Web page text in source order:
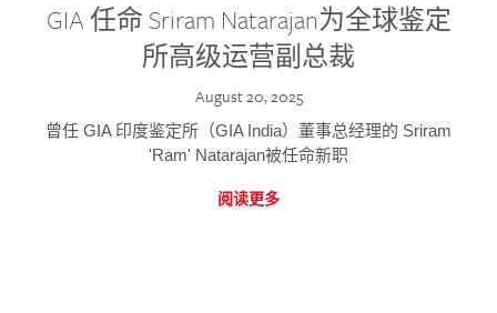
GIA 任命 Sriram Natarajan为全球鉴定
所高级运营副总裁
August 20, 2025
曾任 GIA 印度鉴定所（GIA India）董事总经理的 Sriram
'Ram' Natarajan被任命新职
阅读更多